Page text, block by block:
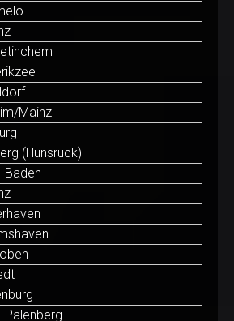
Mainz
(Hunsrück)
Baden
Palenberg